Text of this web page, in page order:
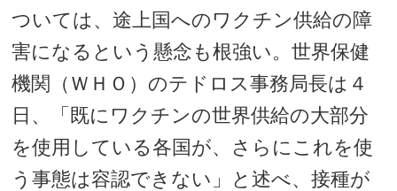
ついては、途上国へのワクチン供給の障
害になるという懸念も根強い。世界保健
機関（ＷＨＯ）のテドロス事務局長は４
日、「既にワクチンの世界供給の大部分
を使用している各国が、さらにこれを使
う事態は容認できない」と述べ、接種が